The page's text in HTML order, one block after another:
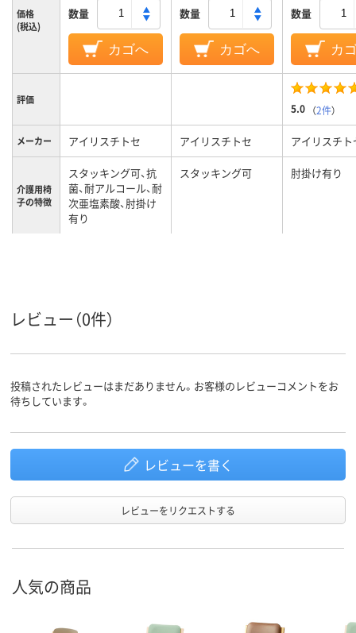
価格
(税込)
数量
カゴへ
数量
カゴへ
数量
カ
評価
5.0 （2件）
メーカー アイリスチトセ アイリスチトセ アイリスチト
介護用椅
子の特徴
スタッキング可、抗
菌、耐アルコール、耐
次亜塩素酸、肘掛け
有り
スタッキング可 肘掛け有り
カラーグ
ループ
グリーン系
レビュー（0件）
投稿されたレビューはまだありません。お客様のレビューコメントをお
待ちしています。
レビューを書く
レビューをリクエストする
人気の商品